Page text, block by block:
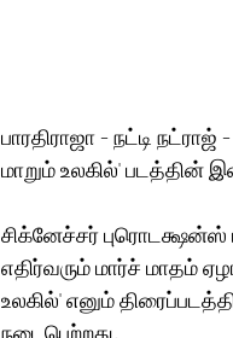
பாரதிராஜா - நட்டி
மாறும் உலகில்' படத்தின்
சிக்னேச்சர் புரொடக்ஷன்ஸ்
எதிர்வரும் மார்ச் மாதம்
உலகில்' எனும்
நடைபெற்றது.